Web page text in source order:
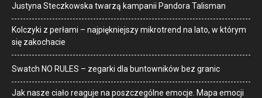
Justyna Steczkowska twarzą kampanii Pandora Talisman
Kolczyki z perłami – najpiękniejszy mikrotrend na lato, w którym
się zakochacie
Swatch NO RULES – zegarki dla buntowników bez granic
Jak nasze ciało reaguje na poszczególne emocje. Mapa emocji